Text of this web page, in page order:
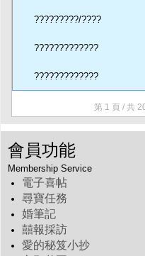
?????????/????
?????????????
?????????????
第 1 頁 / 共
會員功能
Membership Service
電子喜帖
尋寶任務
婚筆記
囍報採訪
愛的秘笈小抄